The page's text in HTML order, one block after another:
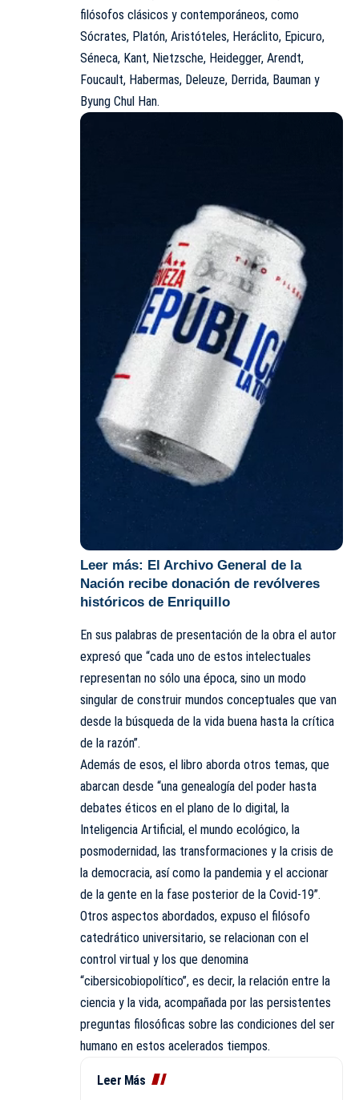
filósofos clásicos y contemporáneos, como
Sócrates, Platón, Aristóteles, Heráclito, Epicuro,
Séneca, Kant, Nietzsche, Heidegger, Arendt,
Foucault, Habermas, Deleuze, Derrida, Bauman y
Byung Chul Han.
Leer más: El Archivo General de la
Nación recibe donación de revólveres
históricos de Enriquillo
En sus palabras de presentación de la obra el autor
expresó que “cada uno de estos intelectuales
representan no sólo una época, sino un modo
singular de construir mundos conceptuales que van
desde la búsqueda de la vida buena hasta la crítica
de la razón”.
Además de esos, el libro aborda otros temas, que
abarcan desde “una genealogía del poder hasta
debates éticos en el plano de lo digital, la
Inteligencia Artificial, el mundo ecológico, la
posmodernidad, las transformaciones y la crisis de
la democracia, así como la pandemia y el accionar
de la gente en la fase posterior de la Covid-19”.
Otros aspectos abordados, expuso el filósofo
catedrático universitario, se relacionan con el
control virtual y los que denomina
“cibersicobiopolítico”, es decir, la relación entre la
ciencia y la vida, acompañada por las persistentes
preguntas filosóficas sobre las condiciones del ser
humano en estos acelerados tiempos.
Leer Más